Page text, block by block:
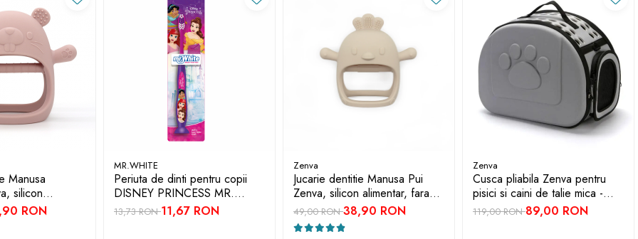
Manusa
silicon
3-12 luni,
RON
MR.WHITE
Periuta de dinti pentru copii
DISNEY PRINCESS MR.
WHITE
13,73 RON11,67 RON
Zenva
Jucarie dentitie Manusa Pui
Zenva, silicon alimentar, fara
BPA, 3-12 luni, Crem
49,00 RON38,90 RON
Zenva
Cusca pliabila Zenva pentru
pisici si caini de talie mica -
portabila, aerisita si usor de
transportat, Gri
119,00 RON89,00 RON